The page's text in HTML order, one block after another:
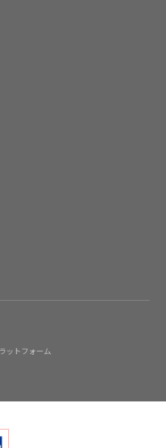
ットフォーム